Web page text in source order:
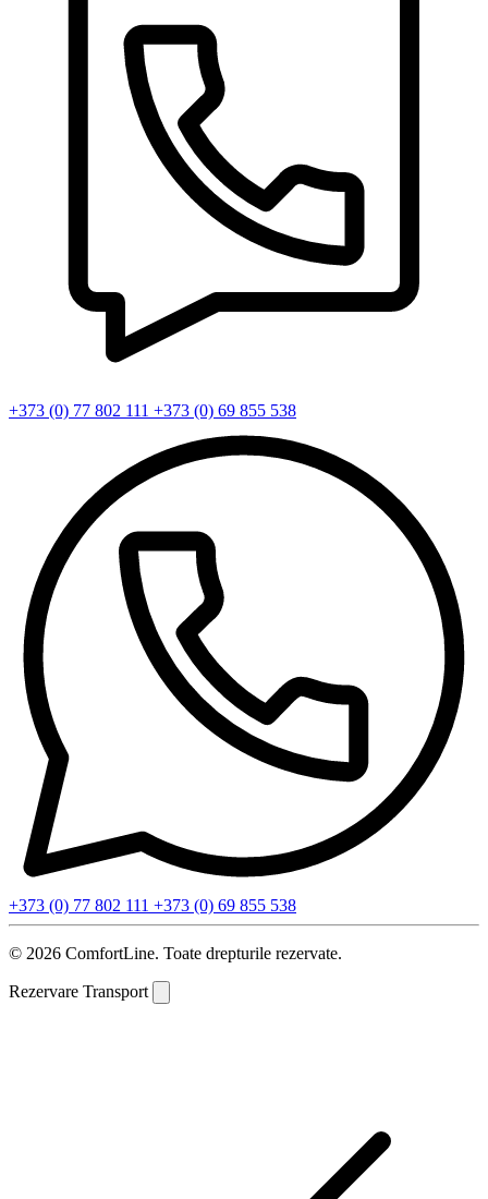
+373 (0) 77 802 111 +373 (0) 69 855 538
+373 (0) 77 802 111 +373 (0) 69 855 538
© 2026 ComfortLine. Toate drepturile rezervate.
Rezervare Transport